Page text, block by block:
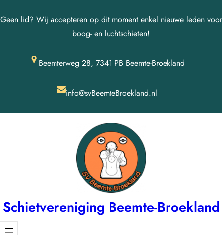
naar
Geen lid? Wij accepteren op dit moment enkel nieuwe leden voor
boog- en luchtschieten!
Beemterweg 28, 7341 PB Beemte-Broekland
info@svBeemteBroekland.nl
Schietvereniging Beemte-Broekland